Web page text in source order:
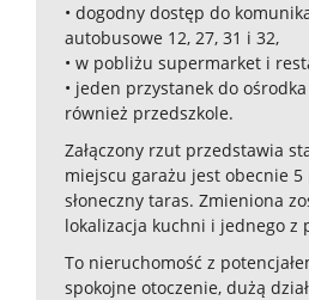
•⁠ ⁠dogodny dostęp do
autobusowe 12, 27, 31 i 32,
•⁠ w pobliżu supermarket i
•⁠ jeden przystanek do
również przedszkole.
Załączony rzut przedstawia
miejscu garażu jest obecnie
słoneczny taras. Zmieniona
lokalizacja kuchni i jednego z
To nieruchomość z
spokojne otoczenie, dużą